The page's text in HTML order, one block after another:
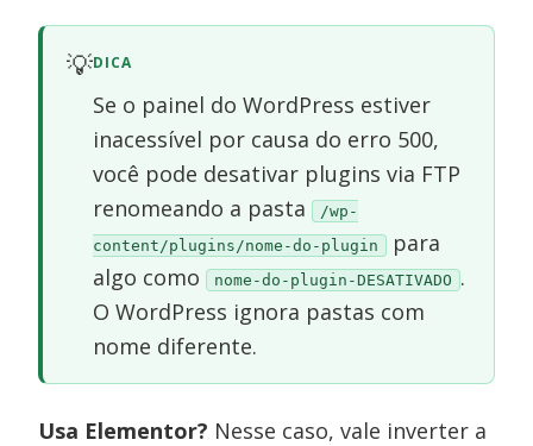
💡DICA
Se o painel do WordPress estiver
inacessível por causa do erro 500,
você pode desativar plugins via FTP
renomeando a pasta /wp-
content/plugins/nome-do-plugin
para
algo como nome-do-plugin-DESATIVADO .
O WordPress ignora pastas com
nome diferente.
Usa Elementor? Nesse caso, vale inverter a